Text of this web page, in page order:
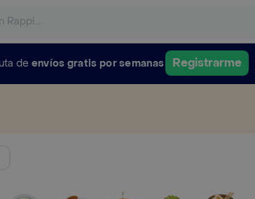
de envíos gratis por semanas Registrarme